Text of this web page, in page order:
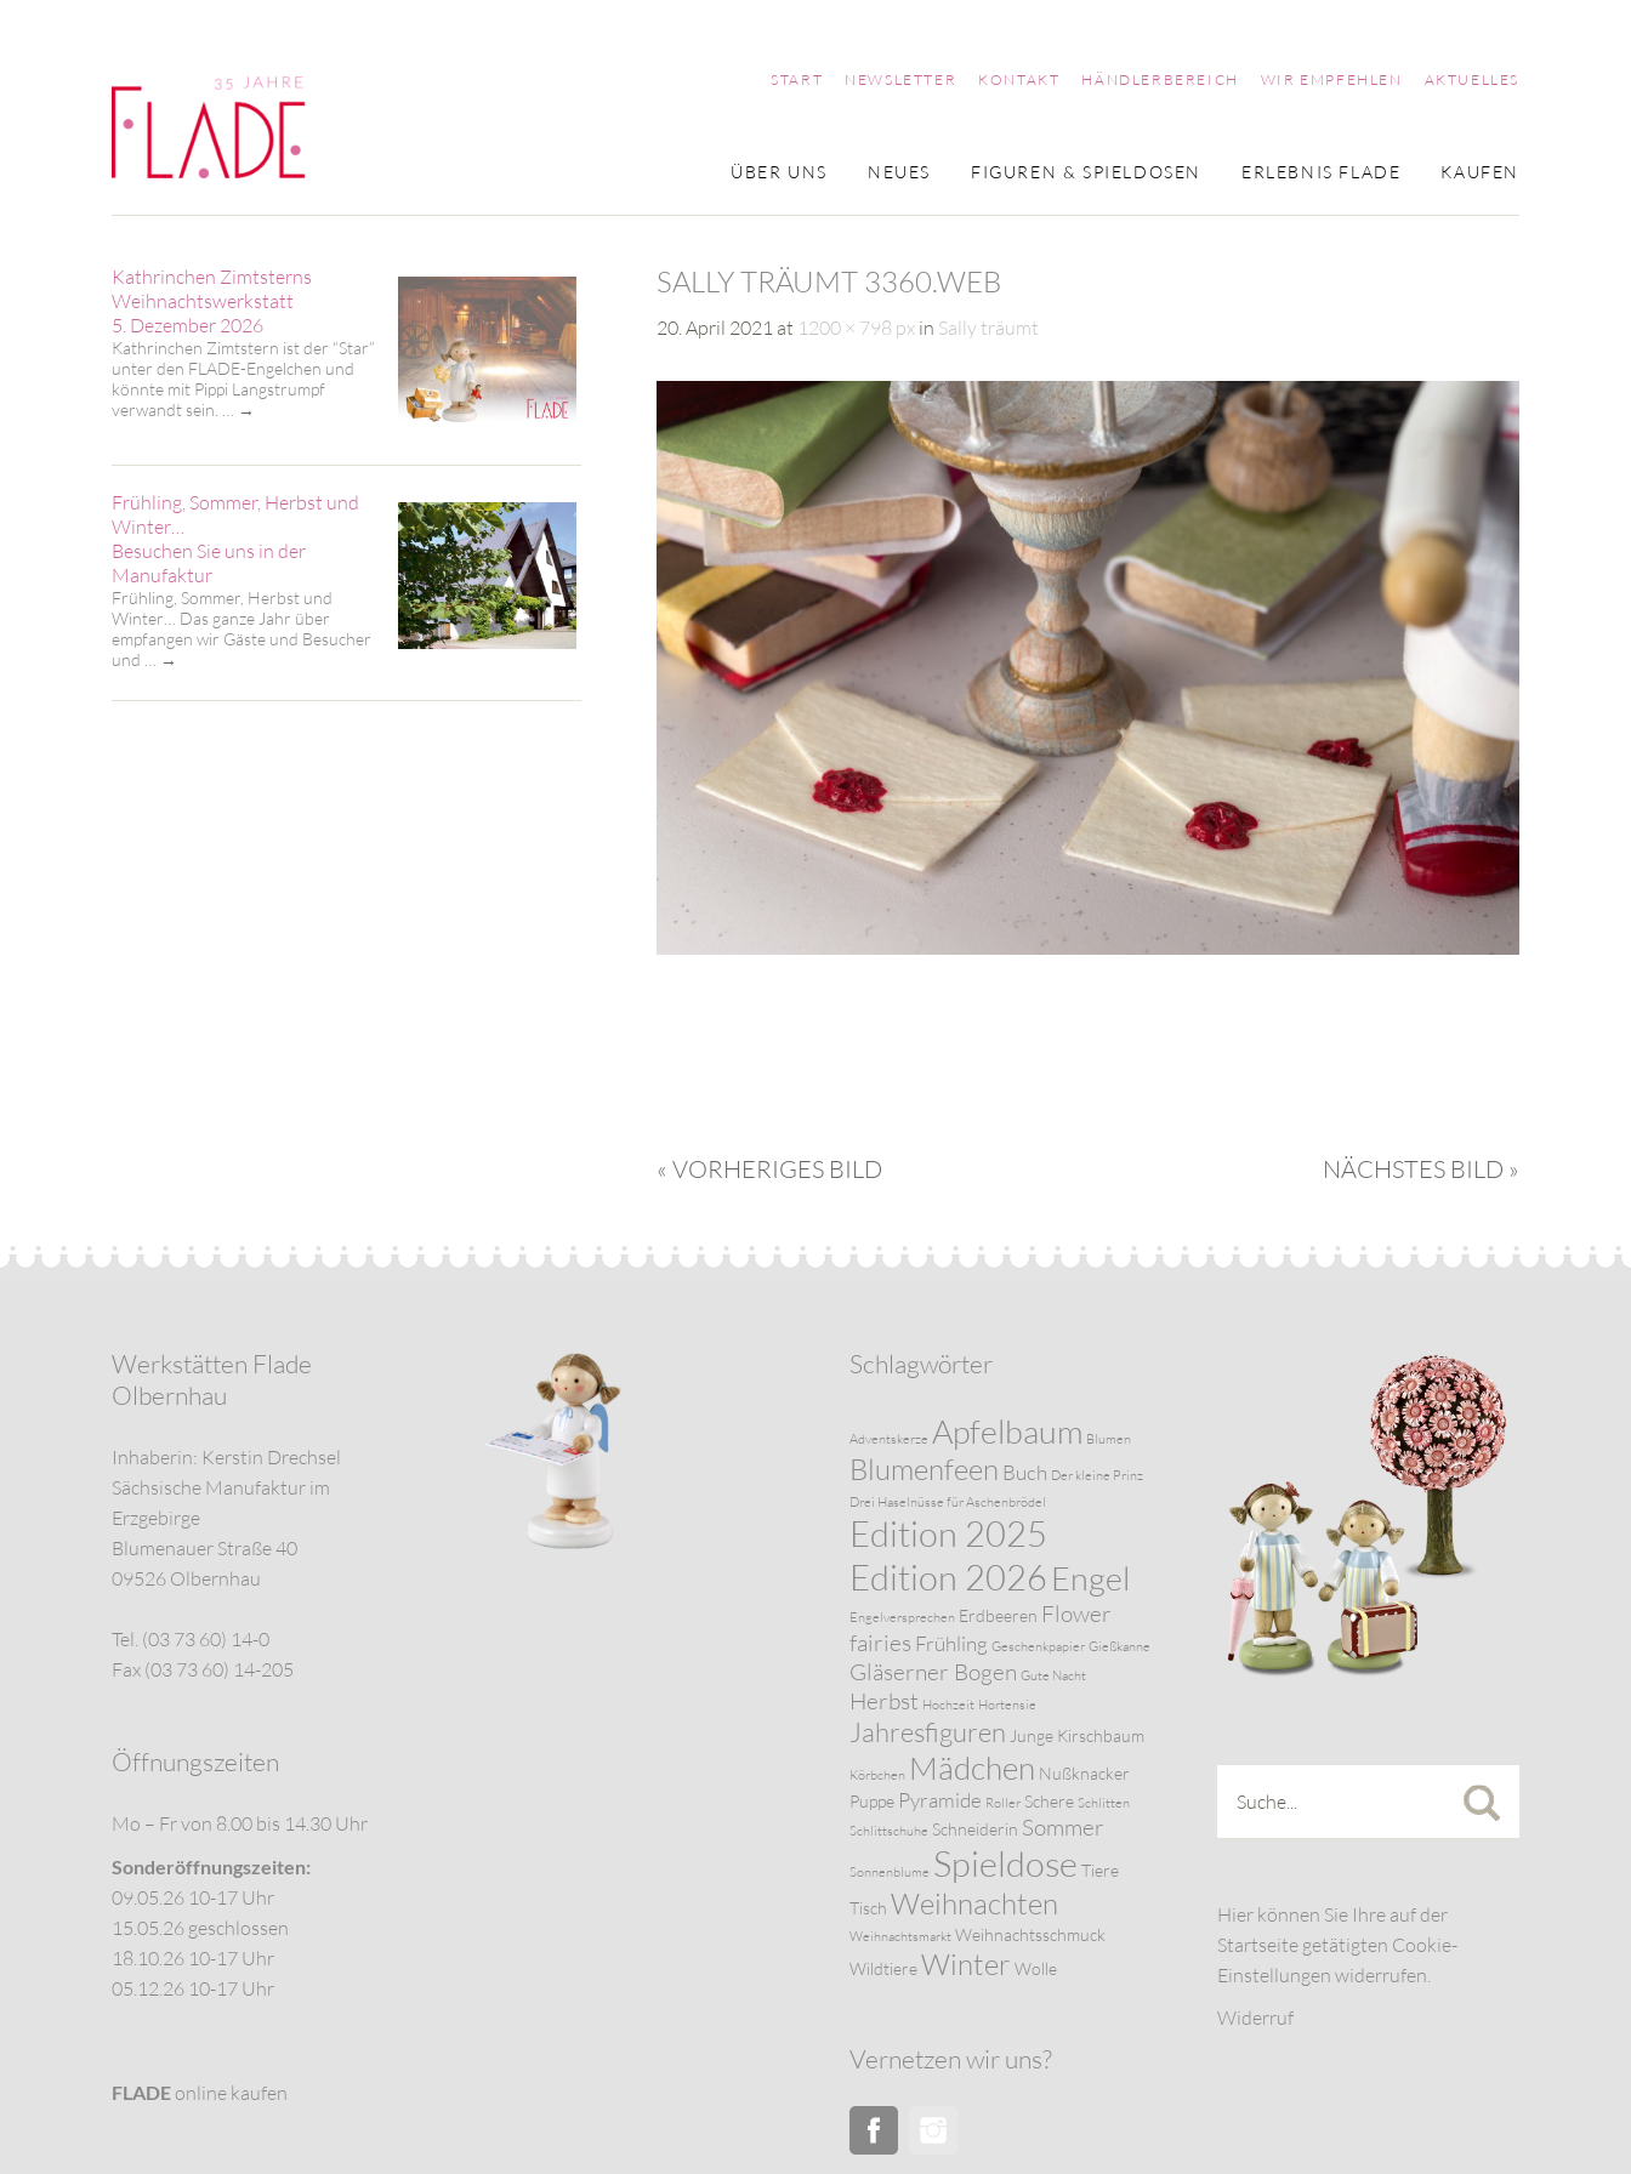
ÜBER UNS NEUES FIGUREN & SPIELDOSEN ERLEBNIS FLADE KAUFEN
START NEWSLETTER KONTAKT HÄNDLERBEREICH WIR EMPFEHLEN AKTUELLES
SALLY TRÄUMT 3360.WEB
20. April 2021 at 1200 × 798 px in Sally träumt
« VORHERIGES BILD NÄCHSTES BILD »
Kathrinchen Zimtsterns
Weihnachtswerkstatt
5. Dezember 2026
Kathrinchen Zimtstern ist der “Star”
unter den FLADE-Engelchen und
könnte mit Pippi Langstrumpf
verwandt sein. …
→
Frühling, Sommer, Herbst und
Winter…
Besuchen Sie uns in der
Manufaktur
Frühling, Sommer, Herbst und
Winter… Das ganze Jahr über
empfangen wir Gäste und Besucher
und …
→
Werkstätten Flade
Olbernhau
Inhaberin: Kerstin Drechsel
Sächsische Manufaktur im
Erzgebirge
Blumenauer Straße 40
09526 Olbernhau
Tel. (03 73 60) 14-0
Fax (03 73 60) 14-205
Öffnungszeiten
Mo – Fr von 8.00 bis 14.30 Uhr
Sonderöffnungszeiten:
09.05.26 10-17 Uhr
15.05.26 geschlossen
18.10.26 10-17 Uhr
05.12.26 10-17 Uhr
FLADE online kaufen
Schlagwörter
Adventskerze Apfelbaum Blumen
Blumenfeen Buch Der kleine Prinz
Drei Haselnüsse für Aschenbrödel
Edition 2025
Edition 2026 Engel
Engelversprechen Erdbeeren Flower
fairies Frühling Geschenkpapier Gießkanne
Gläserner Bogen Gute Nacht
Herbst Hochzeit Hortensie
Jahresfiguren Junge Kirschbaum
Körbchen Mädchen Nußknacker
Puppe Pyramide Roller Schere Schlitten
Schlittschuhe Schneiderin Sommer
Sonnenblume Spieldose Tiere
Tisch Weihnachten
Weihnachtsmarkt Weihnachtsschmuck
Wildtiere Winter Wolle
Vernetzen wir uns?
Hier können Sie Ihre auf der
Startseite getätigten Cookie-
Einstellungen widerrufen.
Widerruf